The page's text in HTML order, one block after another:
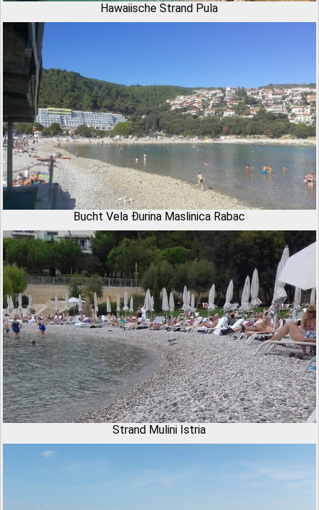
Hawaiische Strand Pula
Bucht Vela Đurina Maslinica Rabac
Strand Mulini Istria